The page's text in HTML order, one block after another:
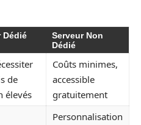
Dédié
Serveur Non
Dédié
de
élevés
Coûts minimes,
accessible
gratuitement
Personnalisation